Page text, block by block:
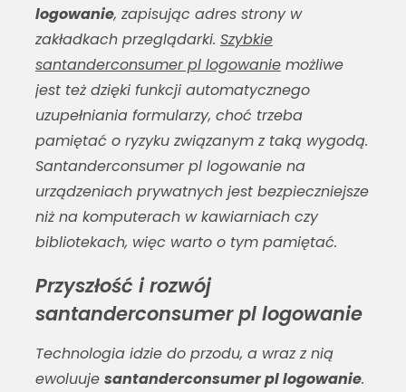
logowanie, zapisując adres strony w
zakładkach przeglądarki. Szybkie
santanderconsumer pl logowaniemożliwe
jest też dzięki funkcji automatycznego
uzupełniania formularzy, choć trzeba
pamiętać o ryzyku związanym z taką wygodą.
Santanderconsumer pl logowaniena
urządzeniach prywatnych jest bezpieczniejsze
niż na komputerach w kawiarniach czy
bibliotekach, więc warto o tym pamiętać.
Przyszłość i rozwój
santanderconsumer pl logowanie
Technologia idzie do przodu, a wraz z nią
ewoluuje santanderconsumer pl logowanie.